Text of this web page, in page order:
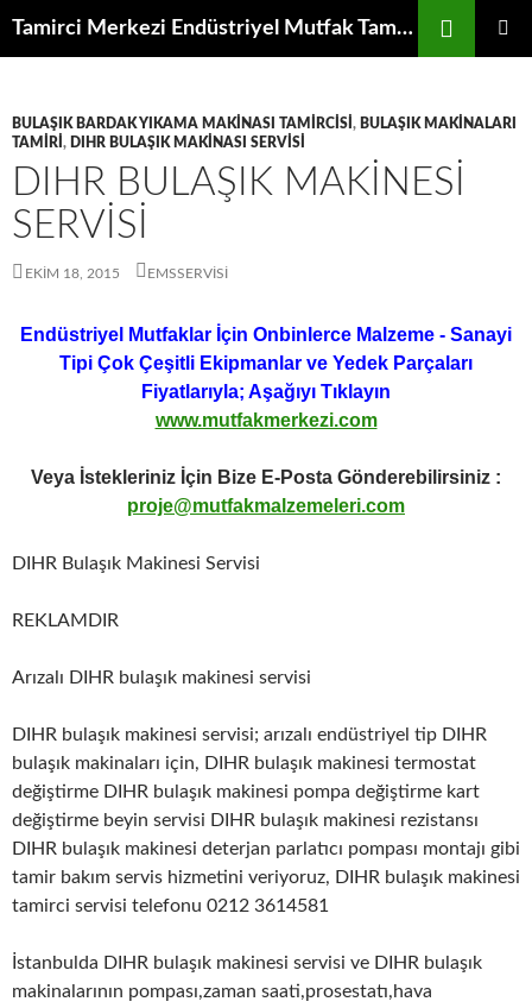
Tamirci Merkezi Endüstriyel Mutfak Tamiri Periyodik Bakımı Servisi
BULAŞIK BARDAK YIKAMA MAKINASI TAMIRCISI , BULAŞIK MAKINALARI
TAMIRI , DIHR BULAŞIK MAKINASI SERVISI
DIHR BULAŞIK MAKINESI
SERVISI
EKIM 18, 2015 EMSSERVISI
Endüstriyel Mutfaklar İçin Onbinlerce Malzeme - Sanayi
Tipi Çok Çeşitli Ekipmanlar ve Yedek Parçaları
Fiyatlarıyla; Aşağıyı Tıklayın
www.mutfakmerkezi.com
Veya İstekleriniz İçin Bize E-Posta Gönderebilirsiniz :
proje@mutfakmalzemeleri.com
DIHR Bulaşık Makinesi Servisi
REKLAMDIR
Arızalı DIHR bulaşık makinesi servisi
DIHR bulaşık makinesi servisi; arızalı endüstriyel tip DIHR
bulaşık makinaları için, DIHR bulaşık makinesi termostat
değiştirme DIHR bulaşık makinesi pompa değiştirme kart
değiştirme beyin servisi DIHR bulaşık makinesi rezistansı
DIHR bulaşık makinesi deterjan parlatıcı pompası montajı gibi
tamir bakım servis hizmetini veriyoruz, DIHR bulaşık makinesi
tamirci servisi telefonu 0212 3614581
İstanbulda DIHR bulaşık makinesi servisi ve DIHR bulaşık
makinalarının pompası,zaman saati,prosestatı,hava